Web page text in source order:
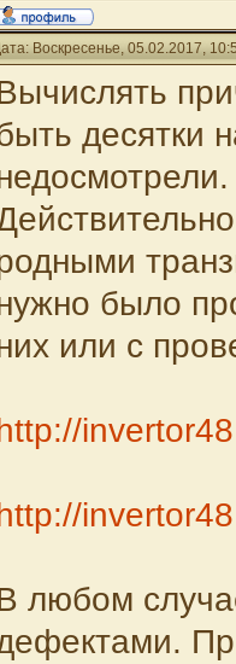
Воскресенье, 05.02.2017,
десятки
было
или с
любом